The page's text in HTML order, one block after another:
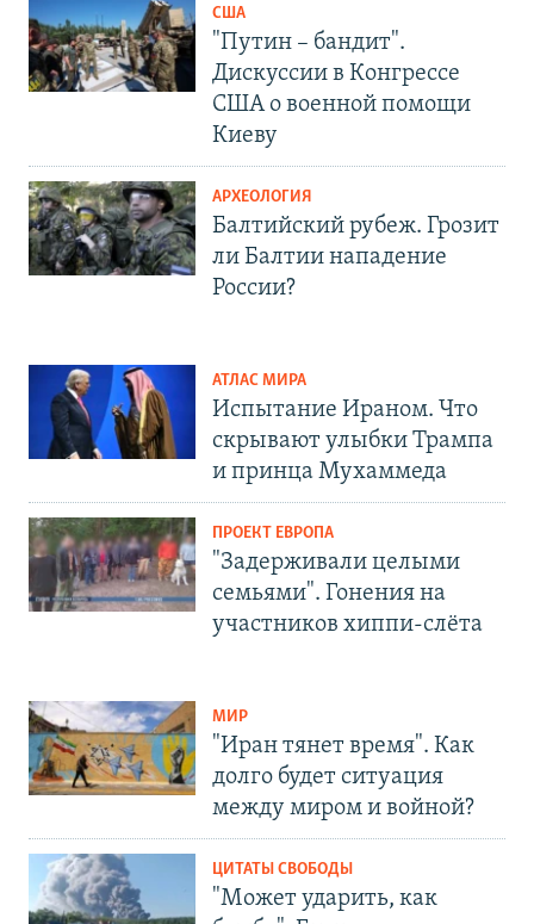
США
"Путин – бандит".
Дискуссии в Конгрессе
США о военной помощи
Киеву
АРХЕОЛОГИЯ
Балтийский рубеж. Грозит
ли Балтии нападение
России?
АТЛАС МИРА
Испытание Ираном. Что
скрывают улыбки Трампа
и принца Мухаммеда
ПРОЕКТ ЕВРОПА
"Задерживали целыми
семьями". Гонения на
участников хиппи-слёта
МИР
"Иран тянет время". Как
долго будет ситуация
между миром и войной?
ЦИТАТЫ СВОБОДЫ
"Может ударить, как